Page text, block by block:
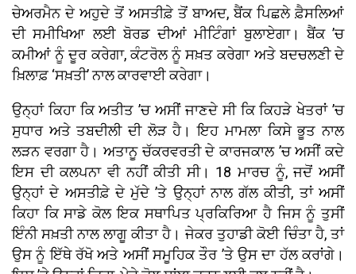
ਚੇਅਰਮੈਨ ਦੇ ਅਹੁਦੇ ਤੋਂ ਅਸਤੀਫ਼ੇ ਤੋਂ ਬਾਅਦ, ਬੈਂਕ ਪਿਛਲੇ ਫ਼ੈਸਲਿਆਂ
ਦੀ ਸਮੀਖਿਆ ਲਈ ਬੋਰਡ ਦੀਆਂ ਮੀਟਿੰਗਾਂ ਬੁਲਾਏਗਾ। ਬੈਂਕ ’ਚ
ਕਮੀਆਂ ਨੂੰ ਦੂਰ ਕਰੇਗਾ, ਕੰਟਰੋਲ ਨੂੰ ਸਖ਼ਤ ਕਰੇਗਾ ਅਤੇ ਬਦਚਲਣੀ ਦੇ
ਖ਼ਿਲਾਫ਼ ‘ਸਖ਼ਤੀ’ ਨਾਲ ਕਾਰਵਾਈ ਕਰੇਗਾ।
ਉਨ੍ਹਾਂ ਕਿਹਾ ਕਿ ਅਤੀਤ ’ਚ ਅਸੀਂ ਜਾਣਦੇ ਸੀ ਕਿ ਕਿਹੜੇ ਖੇਤਰਾਂ ’ਚ
ਸੁਧਾਰ ਅਤੇ ਤਬਦੀਲੀ ਦੀ ਲੋੜ ਹੈ। ਇਹ ਮਾਮਲਾ ਕਿਸੇ ਭੂਤ ਨਾਲ
ਲੜਨ ਵਰਗਾ ਹੈ। ਅਤਾਨੂ ਚੱਕਰਵਰਤੀ ਦੇ ਕਾਰਜਕਾਲ ’ਚ ਅਸੀਂ ਕਦੇ
ਇਸ ਦੀ ਕਲਪਨਾ ਵੀ ਨਹੀਂ ਕੀਤੀ ਸੀ। 18 ਮਾਰਚ ਨੂੰ, ਜਦੋਂ ਅਸੀਂ
ਉਨ੍ਹਾਂ ਦੇ ਅਸਤੀਫ਼ੇ ਦੇ ਮੁੱਦੇ ’ਤੇ ਉਨ੍ਹਾਂ ਨਾਲ ਗੱਲ ਕੀਤੀ, ਤਾਂ ਅਸੀਂ
ਕਿਹਾ ਕਿ ਸਾਡੇ ਕੋਲ ਇਕ ਸਥਾਪਿਤ ਪ੍ਰਕਿਰਿਆ ਹੈ ਜਿਸ ਨੂੰ ਤੁਸੀਂ
ਇੰਨੀ ਸਖ਼ਤੀ ਨਾਲ ਲਾਗੂ ਕੀਤਾ ਹੈ। ਜੇਕਰ ਤੁਹਾਡੀ ਕੋਈ ਚਿੰਤਾ ਹੈ, ਤਾਂ
ਉਸ ਨੂੰ ਇੱਥੇ ਰੱਖੋ ਅਤੇ ਅਸੀਂ ਸਮੂਹਿਕ ਤੌਰ ’ਤੇ ਉਸ ਦਾ ਹੱਲ ਕਰਾਂਗੇ।